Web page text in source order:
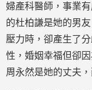
婦產科醫師，事業
的杜柏謙是她的男
壓力時，卻產生了
性，婚姻幸福但卻
周永然是她的丈夫